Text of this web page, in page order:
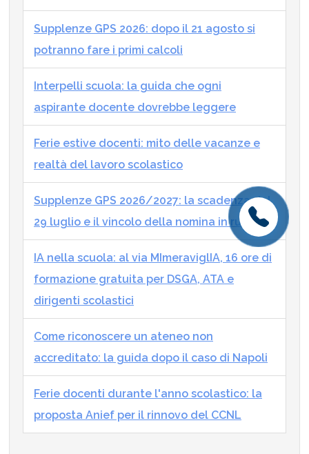
Supplenze GPS 2026: dopo il 21 agosto si
potranno fare i primi calcoli
Interpelli scuola: la guida che ogni
aspirante docente dovrebbe leggere
Ferie estive docenti: mito delle vacanze e
realtà del lavoro scolastico
Supplenze GPS 2026/2027: la scadenza del
29 luglio e il vincolo della nomina in ruolo
IA nella scuola: al via MImeraviglIA, 16 ore di
formazione gratuita per DSGA, ATA e
dirigenti scolastici
Come riconoscere un ateneo non
accreditato: la guida dopo il caso di Napoli
Ferie docenti durante l'anno scolastico: la
proposta Anief per il rinnovo del CCNL